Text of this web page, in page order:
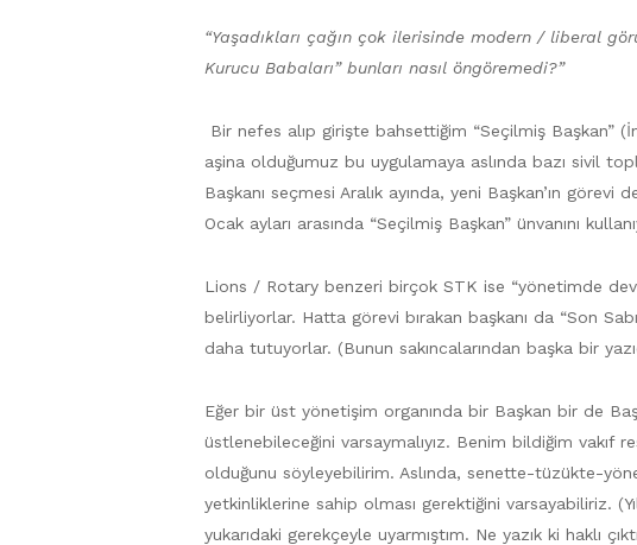
“Yaşadıkları çağın çok ilerisinde modern / liberal
Kurucu Babaları” bunları nasıl öngöremedi?”
Bir nefes alıp girişte bahsettiğim “Seçilmiş Başkan”
aşina olduğumuz bu uygulamaya aslında bazı sivil
Başkanı seçmesi Aralık ayında, yeni Başkan’ın
Ocak ayları arasında “Seçilmiş Başkan” ünvanını
Lions / Rotary benzeri birçok STK ise “yönetimde
belirliyorlar. Hatta görevi bırakan başkanı da “Son
daha tutuyorlar. (Bunun sakıncalarından başka bir
Eğer bir üst yönetişim organında bir Başkan bir de
üstlenebileceğini varsaymalıyız. Benim bildiğim
olduğunu söyleyebilirim. Aslında, senette-tüzükte-
yetkinliklerine sahip olması gerektiğini varsayabiliriz.
yukarıdaki gerekçeyle uyarmıştım. Ne yazık ki haklı